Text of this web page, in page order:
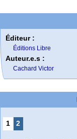
Éditeur :
Éditions Libre
Auteur.e.s :
Cachard Victor
1 2